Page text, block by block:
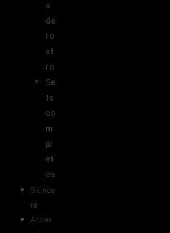
s
de
ro
st
ro
Se
ts
co
m
pl
et
os
Skinca
re
Acces